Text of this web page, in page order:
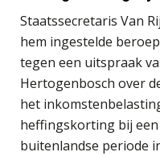
Staatssecretaris Van
hem ingestelde
tegen een uitspraak
Hertogenbosch over
het
heffingskorting bij
buitenlandse periode